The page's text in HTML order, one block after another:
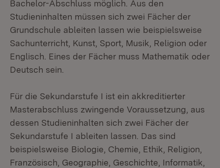
Bachelor-Abschluss möglich. Aus den
Studieninhalten müssen sich zwei Fächer der
Grundschule ableiten lassen wie beispielsweise
Sachunterricht, Kunst, Sport, Musik, Religion oder
Englisch. Eines der Fächer muss Mathematik oder
Deutsch sein.
Für die Sekundarstufe I ist ein akkreditierter
Masterabschluss zwingende Voraussetzung, aus
dessen Studieninhalten sich zwei Fächer der
Sekundarstufe I ableiten lassen. Das sind
beispielsweise Biologie, Chemie, Ethik, Religion,
Französisch, Geographie, Geschichte, Informatik,